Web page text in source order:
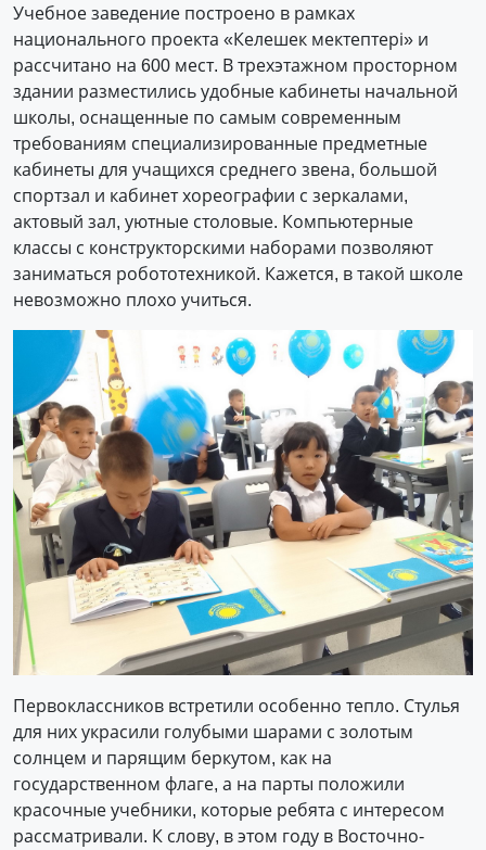
Учебное заведение построено в рамках
национального проекта «Келешек мектептері» и
рассчитано на 600 мест. В трехэтажном просторном
здании разместились удобные кабинеты начальной
школы, оснащенные по самым современным
требованиям специализированные предметные
кабинеты для учащихся среднего звена, большой
спортзал и кабинет хореографии с зеркалами,
актовый зал, уютные столовые. Компьютерные
классы с конструкторскими наборами позволяют
заниматься робототехникой. Кажется, в такой школе
невозможно плохо учиться.
Первоклассников встретили особенно тепло. Стулья
для них украсили голубыми шарами с золотым
солнцем и парящим беркутом, как на
государственном флаге, а на парты положили
красочные учебники, которые ребята с интересом
рассматривали. К слову, в этом году в Восточно-